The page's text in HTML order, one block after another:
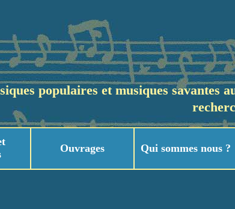
populaires et musiques savantes
Ouvrages Qui sommes nous ?